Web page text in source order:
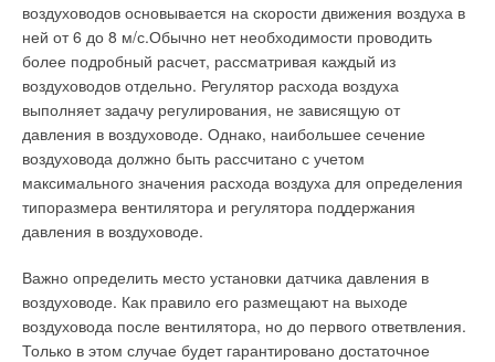
воздуховодов основывается на скорости движения воздуха в
ней от 6 до 8 м/с.Обычно нет необходимости проводить
более подробный расчет, рассматривая каждый из
воздуховодов отдельно. Регулятор расхода воздуха
выполняет задачу регулирования, не зависящую от
давления в воздуховоде. Однако, наибольшее сечение
воздуховода должно быть рассчитано с учетом
максимального значения расхода воздуха для определения
типоразмера вентилятора и регулятора поддержания
давления в воздуховоде.
Важно определить место установки датчика давления в
воздуховоде. Как правило его размещают на выходе
воздуховода после вентилятора, но до первого ответвления.
Только в этом случае будет гарантировано достаточное
Таким образом, на рынке отопительных приборов
представлены чугунные радиаторы, которые имеют больший
объем продаж по сравнению с другими типами
отопительных приборов, но в связи с повышением
требований потребителей к внешнему виду и надежности
отопительных приборов, постепенно начинает сдавать свои
позиции более современным типам радиаторов.
Значительные объемы продаж имеют стальные
отопительные приборы, представленные панельными и
трубчатыми радиаторами. Биметаллические радиаторы
на достаточно высокую цену. Алюминиевые радиаторы
также как и биметаллические начинают теснить
традиционные чугунные радиаторы.